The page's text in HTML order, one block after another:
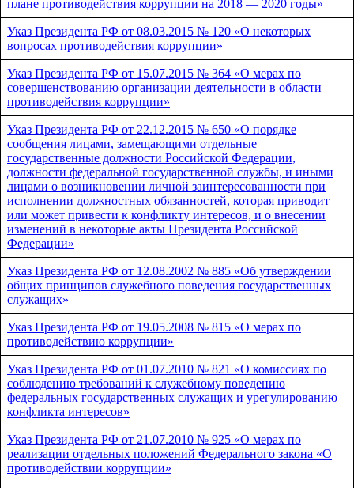
плане противодействия коррупции на 2018 — 2020 годы»
Указ Президента РФ от 08.03.2015 № 120 «О некоторых
вопросах противодействия коррупции»
Указ Президента РФ от 15.07.2015 № 364 «О мерах по
совершенствованию организации деятельности в области
противодействия коррупции»
Указ Президента РФ от 22.12.2015 № 650 «О порядке
сообщения лицами, замещающими отдельные
государственные должности Российской Федерации,
должности федеральной государственной службы, и иными
лицами о возникновении личной заинтересованности при
исполнении должностных обязанностей, которая приводит
или может привести к конфликту интересов, и о внесении
изменений в некоторые акты Президента Российской
Федерации»
Указ Президента РФ от 12.08.2002 № 885 «Об утверждении
общих принципов служебного поведения государственных
служащих»
Указ Президента РФ от 19.05.2008 № 815 «О мерах по
противодействию коррупции»
Указ Президента РФ от 01.07.2010 № 821 «О комиссиях по
соблюдению требований к служебному поведению
федеральных государственных служащих и урегулированию
конфликта интересов»
Указ Президента РФ от 21.07.2010 № 925 «О мерах по
реализации отдельных положений Федерального закона «О
противодействии коррупции»